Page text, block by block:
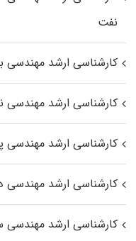
نفت
کارشناسی ارشد مهندسی
کارشناسی ارشد مهندسی
کارشناسی ارشد مهندسی
کارشناسی ارشد مهندسی
کارشناسی ارشد مهندسی